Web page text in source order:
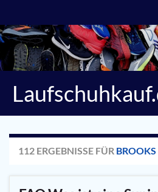
Search for:
112 ERGEBNISSE FÜR